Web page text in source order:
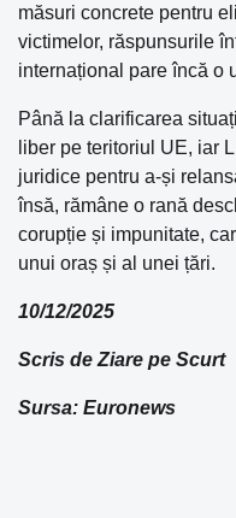
măsuri concrete pentru
victimelor, răspunsurile
internațional pare încă o
Până la clarificarea
liber pe teritoriul UE, iar
juridice pentru a-și
însă, rămâne o rană
corupție și impunitate,
unui oraș și al unei țări.
10/12/2025
Scris de Ziare pe Scurt
Sursa: Euronews